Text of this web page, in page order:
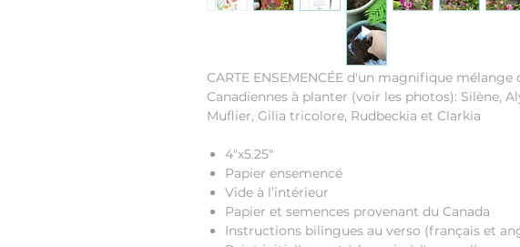
CARTE ENSEMENCÉE d'un magnifique mélange
Canadiennes à planter (voir les photos): Silène,
Muflier, Gilia tricolore, Rudbeckia et Clarkia
4"x5.25"
Papier ensemencé
Vide à l’intérieur
Papier et semences provenant du Canada
Instructions bilingues au verso (français et